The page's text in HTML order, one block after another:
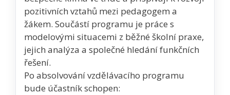
pozitivních vztahů mezi pedagogem a
žákem. Součástí programu je práce s
modelovými situacemi z běžné školní praxe,
jejich analýza a společné hledání funkčních
řešení.
Po absolvování vzdělávacího programu
bude účastník schopen: